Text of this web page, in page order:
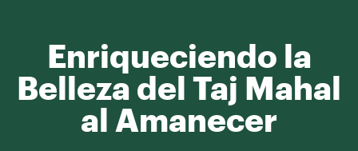
Enriqueciendo la
Belleza del Taj Mahal
al Amanecer